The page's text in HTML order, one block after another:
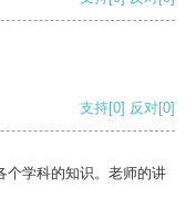
支持[0] 反对[0]
个学科的知识。老师的讲